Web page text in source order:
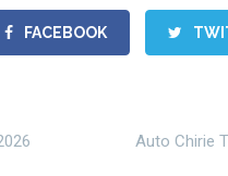
FACEBOOK
Auto Chirie